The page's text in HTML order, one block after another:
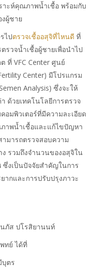
าะห์คุณภาพน้ำเชื้อ พร้อมกับ
ผู้ชาย
ไปตรวจเชื้ออสุจิที่ไหนดี ที่
รวจน้ำเชื้อผู้ชายเพื่อนำไป
ที่ VFC Center ศูนย์
Center) มีโปรแกรม
Analysis) ซึ่งจะให้
ด้วยเทคโนโลยีการตรวจ
มพิวเตอร์ที่มีความละเอียด
าพน้ำเชื้อและแก้ไขปัญหา
มารถตรวจสอบความ
รวมถึงจำนวนของอสุจิใน
ซึ่งเป็นปัจจัยสำคัญในการ
ากและการปรับปรุงภาวะ
ภัส ปโรสิยานนท์
ทย์ ได้ที่
บุตร